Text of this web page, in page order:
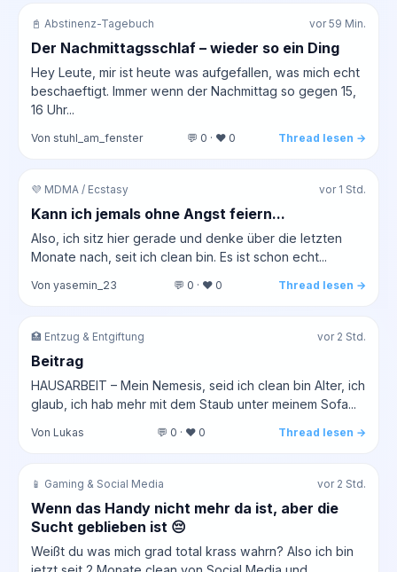
📓 Abstinenz-Tagebuch vor 59 Min.
Der Nachmittagsschlaf – wieder so ein Ding
Hey Leute, mir ist heute was aufgefallen, was mich echt
beschaeftigt. Immer wenn der Nachmittag so gegen 15,
16 Uhr...
Von stuhl_am_fenster 💬 0 · ❤️ 0 Thread lesen →
💜 MDMA / Ecstasy vor 1 Std.
Kann ich jemals ohne Angst feiern...
Also, ich sitz hier gerade und denke über die letzten
Monate nach, seit ich clean bin. Es ist schon echt...
Von yasemin_23 💬 0 · ❤️ 0 Thread lesen →
🏥 Entzug & Entgiftung vor 2 Std.
Beitrag
HAUSARBEIT – Mein Nemesis, seid ich clean bin Alter, ich
glaub, ich hab mehr mit dem Staub unter meinem Sofa...
Von Lukas 💬 0 · ❤️ 0 Thread lesen →
📱 Gaming & Social Media vor 2 Std.
Wenn das Handy nicht mehr da ist, aber die
Sucht geblieben ist 😔
Weißt du was mich grad total krass wahrn? Also ich bin